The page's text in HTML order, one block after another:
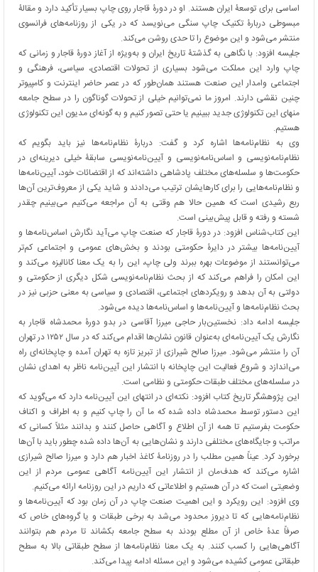
اساسی برای توسعۀ ایران هستند. او در دورۀ قاجار روی چاپ بسیار تأکید دارد و مقالۀ
مبسوطی دربارۀ تکنیک چاپ سنگی می‌نویسد که در یکی از روزنامه‌های فرانسوی
منتشر می‌شود و این موضوع را تا حدی روشن می‌کند.
جلیسه افزود: با نگاهی به گذشتۀ تاریخ ایران و به‌ویژه از آغاز دورۀ قاجار و زمانی که
چاپ وارد این مملکت می‌شود بسیاری از تحولات اقتصادی، سیاسی، فرهنگی و
اجتماعی وامدار این صنعت هستند همان‌طور که در عصر حاضر اینترنت و کامپیوتر
چنین نقشی دارند. امروز ما نمی‌توانیم خیلی از تحولات گوناگون را در سطح جامعه
منهای این تکنولوژی جدید ببینیم یا حتی تصور کنیم و به گونه‌ای مدیون این تکنولوژی
هستیم.
وی به نظام‌نامه‌ها اشاره کرد و گفت: دربارۀ نظام‌نامه‌ها نیز باید بگویم که
نظام‌نامه‌نویسی و اساس‌نامه‌نویسی و آیین‌نامه‌نویسی سابقۀ خیلی دیرینه‌ای در
حکومت‌ها و سلسله‌های مختلف پادشاهی داشته‌اند که از اقتضائات خود، آیین‌نامه‌ها
و نظام‌نامه‌هایی را برای کارهایشان ترتیب می‌دادند و شاید یکی از معروف‌ترین آن‌ها
ربع رشیدی است که همین حالا هم وقتی به آن مراجعه می‌کنیم می‌بینیم چقدر
شسته و رفته و قابل پیش‌بینی است.
این کتاب‌شناس افزود: در دورۀ قاجار که صنعت چاپ می‌آید نگارش اساس‌نامه‌ها و
آیین‌نامه‌ها بیشتر در دایرۀ حکومتی بودند و بخش‌های عمومی و اجتماعی کم‌تر
می‌توانستند از موضوعات بهره ببرند ولی چاپ، این را به یک معنا کانالیزه می‌کند و
این امکان را فراهم می‌کند که از بحث نظام‌نامه‌نویسی شکل دیگری از حکومتی و
دولتی به آن بدهد و رویکردهای اجتماعی، اقتصادی و سیاسی به معنی حزبی نیز در
بحث نظام‌نامه‌ها و آیین‌نامه‌ها و اساس‌نامه‌ها دیده می‌شود.
جلیسه ادامه داد: نخستین‌بار حاجی میرزا آقاسی در بدو دورۀ محمدشاه قاجار به
نگارش یک آیین‌نامه‌ای به‌عنوان قانون نشان‌ها اقدام می‌کند که در سال ۱۲۵۲ در تهران
آن را منتشر می‌شود. میرزا صالح شیرازی از تبریز تازه به تهران آمده و چاپخانه‌ای راه
می‌اندازد و شروع فعالیت این چاپخانه با انتشار این آیین‌نامه ناظر به اهدای نشان
در سلسله‌های مختلف طبقات حکومتی و نظامی است.
این پژوهشگر تاریخ کتاب افزود: نکته‌ای در انتهای این آیین‌نامه دارد که می‌گوید که
این دستور توسط محمدشاه داده شده که ما آن را چاپ کنیم و به اطراف و اکناف
حکومت بفرستیم تا همه از آن اطلاع و آگاهی حاصل کنند و بدانند مثلاً کسانی که
مراتب و جایگاه‌های مختلفی دارند و نشان‌هایی به آن‌ها داده شده چطور باید با آن‌ها
برخورد کرد. عیناً همین مطلب را در روزنامۀ کاغذ اخبار هم دارد و میرزا صالح شیرازی
اشاره می‌کند که هدف‌مان از انتشار این آیین‌نامه آگاهی عمومی مردم از این
وضعیتی است که در آن هستیم و اطلاعاتی که داریم در این روزنامه ارائه می‌کنیم.
وی افزود: این رویکرد و این اهمیت صنعت چاپ در آن زمان بود که آیین‌نامه‌ها و
نظام‌نامه‌هایی که تا دیروز محدود می‌شد به برخی طبقات و یا گروه‌های خاص که
صرفاً عدۀ خاص از آن مطلع بودند به سطح جامعه بکشاند تا مردم هم بتوانند
آگاهی‌هایی را کسب کنند. به یک معنا نظام‌نامه‌ها از سطح طبقاتی بالا به سطح
طبقاتی عمومی کشیده می‌شود و این مسئله ادامه پیدا می‌کند.